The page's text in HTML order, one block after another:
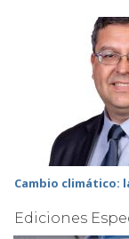
Cambio climático:
Ediciones